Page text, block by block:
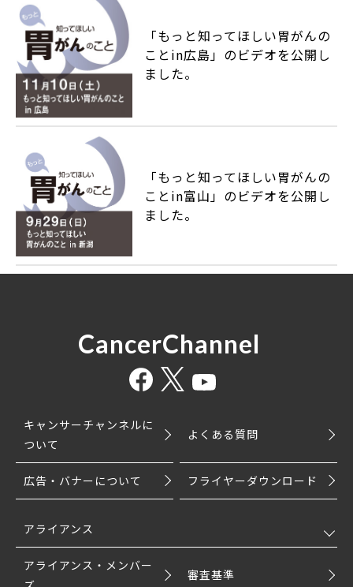
「もっと知ってほしい胃がんの
ことin広島」のビデオを公開し
ました。
「もっと知ってほしい胃がんの
ことin富山」のビデオを公開し
ました。
CancerChannel
キャンサーチャンネルに
ついて
よくある質問
広告・バナーについて フライヤーダウンロード
アライアンス
アライアンス・メンバー
審査基準